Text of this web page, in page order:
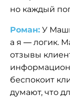
но каждый
Роман: У
а я — логик.
отзывы
беспокоит
думают, что